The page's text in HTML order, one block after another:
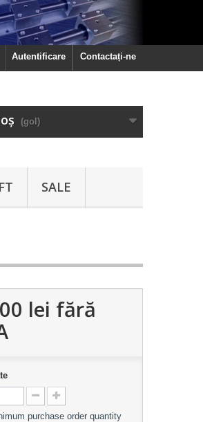
Contactați-ne
Autentificare
(gol)
SALE
lei fără
purchase order quantity